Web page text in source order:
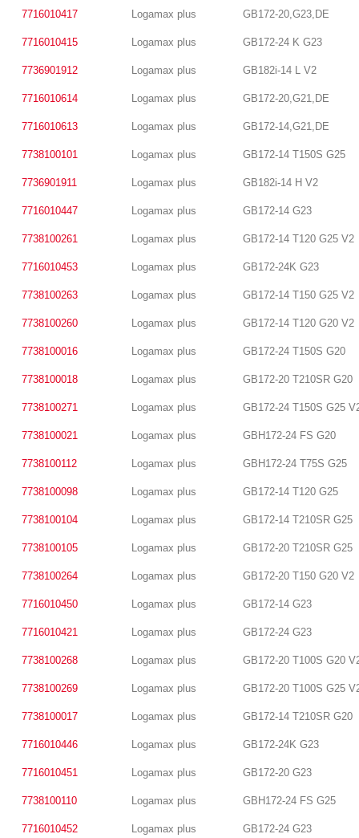
7716010417 Logamax plus GB172-20,G23,DE
7716010415 Logamax plus GB172-24 K G23
7736901912 Logamax plus GB182i-14 L V2
7716010614 Logamax plus GB172-20,G21,DE
7716010613 Logamax plus GB172-14,G21,DE
7738100101 Logamax plus GB172-14 T150S G25
7736901911 Logamax plus GB182i-14 H V2
7716010447 Logamax plus GB172-14 G23
7738100261 Logamax plus GB172-14 T120 G25 V2
7716010453 Logamax plus GB172-24K G23
7738100263 Logamax plus GB172-14 T150 G25 V2
7738100260 Logamax plus GB172-14 T120 G20 V2
7738100016 Logamax plus GB172-24 T150S G20
7738100018 Logamax plus GB172-20 T210SR G20
7738100271 Logamax plus GB172-24 T150S G25
7738100021 Logamax plus GBH172-24 FS G20
7738100112 Logamax plus GBH172-24 T75S G25
7738100098 Logamax plus GB172-14 T120 G25
7738100104 Logamax plus GB172-14 T210SR G25
7738100105 Logamax plus GB172-20 T210SR G25
7738100264 Logamax plus GB172-20 T150 G20 V2
7716010450 Logamax plus GB172-14 G23
7716010421 Logamax plus GB172-24 G23
7738100268 Logamax plus GB172-20 T100S G20
7738100269 Logamax plus GB172-20 T100S G25
7738100017 Logamax plus GB172-14 T210SR G20
7716010446 Logamax plus GB172-24K G23
7716010451 Logamax plus GB172-20 G23
7738100110 Logamax plus GBH172-24 FS G25
7716010452 Logamax plus GB172-24 G23